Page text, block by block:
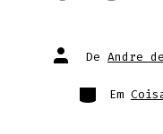
Autor
do De Andre
Categorias
Em